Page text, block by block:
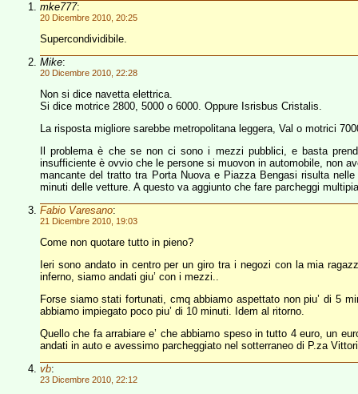
mke777:
20 Dicembre 2010, 20:25
Supercondividibile.
Mike:
20 Dicembre 2010, 22:28
Non si dice navetta elettrica.
Si dice motrice 2800, 5000 o 6000. Oppure Isrisbus Cristalis.
La risposta migliore sarebbe metropolitana leggera, Val o motrici
Il problema è che se non ci sono i mezzi pubblici, e basta
insufficiente è ovvio che le persone si muovon in automobile, non
mancante del tratto tra Porta Nuova e Piazza Bengasi risulta
minuti delle vetture. A questo va aggiunto che fare parcheggi
Fabio Varesano:
21 Dicembre 2010, 19:03
Come non quotare tutto in pieno?
Ieri sono andato in centro per un giro tra i negozi con la mia
inferno, siamo andati giu’ con i mezzi..
Forse siamo stati fortunati, cmq abbiamo aspettato non piu’ di 5
abbiamo impiegato poco piu’ di 10 minuti. Idem al ritorno.
Quello che fa arrabiare e’ che abbiamo speso in tutto 4 euro, un
andati in auto e avessimo parcheggiato nel sotterraneo di P.za
vb:
23 Dicembre 2010, 22:12